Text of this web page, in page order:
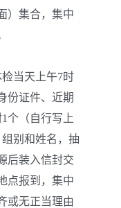
）集合，集中
当天上午7时
份证件、近期
个（自行写上
别和姓名，抽
后装入信封交
点报到，集中
或无正当理由